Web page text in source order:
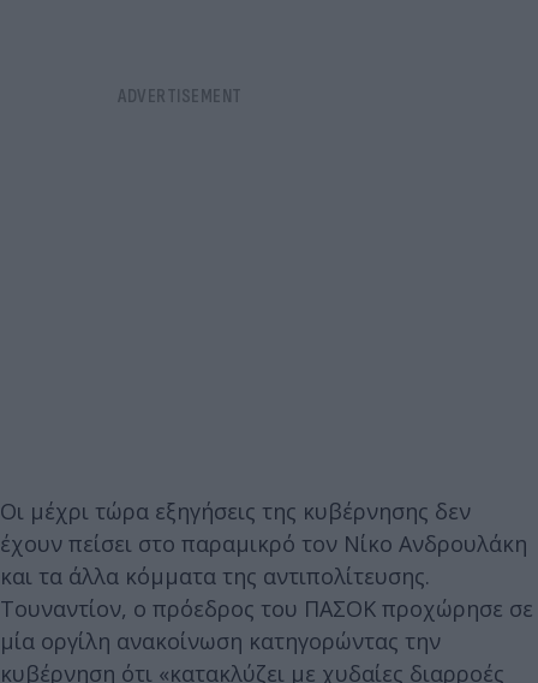
Οι μέχρι τώρα εξηγήσεις της κυβέρνησης δεν
έχουν πείσει στο παραμικρό τον Νίκο Ανδρουλάκη
και τα άλλα κόμματα της αντιπολίτευσης.
Τουναντίον, ο πρόεδρος του ΠΑΣΟΚ προχώρησε σε
μία οργίλη ανακοίνωση κατηγορώντας την
κυβέρνηση ότι «κατακλύζει με χυδαίες διαρροές